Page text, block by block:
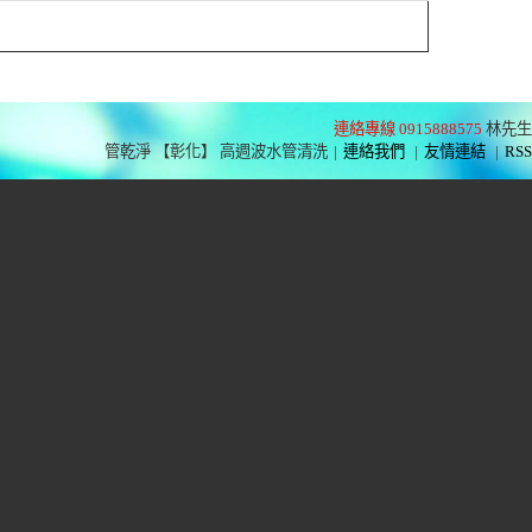
連絡專線 0915888575 林先生
管乾淨 【彰化】 高週波水管清洗 | 連絡我們 | 友情連結 | RSS